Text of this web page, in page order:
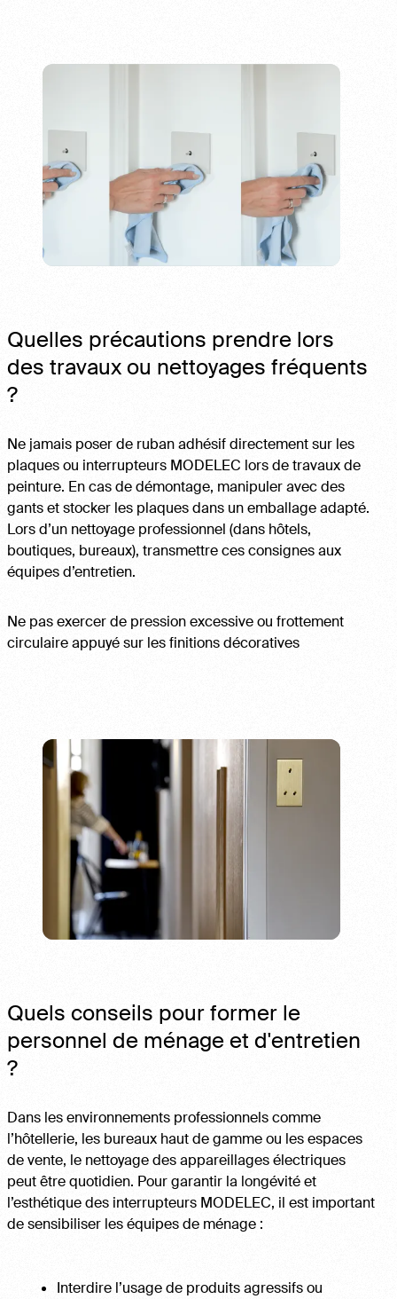
Quelles précautions prendre lors
des travaux ou nettoyages fréquents
?
Ne jamais poser de ruban adhésif directement sur les
plaques ou interrupteurs MODELEC lors de travaux de
peinture. En cas de démontage, manipuler avec des
gants et stocker les plaques dans un emballage adapté.
Lors d’un nettoyage professionnel (dans hôtels,
boutiques, bureaux), transmettre ces consignes aux
équipes d’entretien.
Ne pas exercer de pression excessive ou frottement
circulaire appuyé sur les finitions décoratives
Quels conseils pour former le
personnel de ménage et d'entretien
?
Dans les environnements professionnels comme
l’hôtellerie, les bureaux haut de gamme ou les espaces
de vente, le nettoyage des appareillages électriques
peut être quotidien. Pour garantir la longévité et
l’esthétique des interrupteurs MODELEC, il est important
de sensibiliser les équipes de ménage :
Interdire l’usage de produits agressifs ou